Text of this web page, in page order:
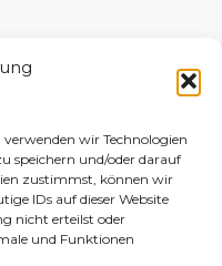
wir Technologien
speichern und/oder darauf
zustimmst, können wir
IDs auf dieser Website
nicht erteilst oder
und Funktionen